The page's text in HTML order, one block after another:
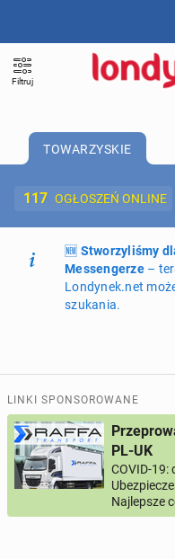
Filtruj
TOWARZYSKIE
117 OGŁOSZEŃ ONLINE
Dodaj
PROFILE
USŁUGI
🆕 Stworzyliśmy
Messengerze–
Londynek.net
szukania.
LINKI SPONSOROWANE
PL-UK
COVID-19:
Najlepsze